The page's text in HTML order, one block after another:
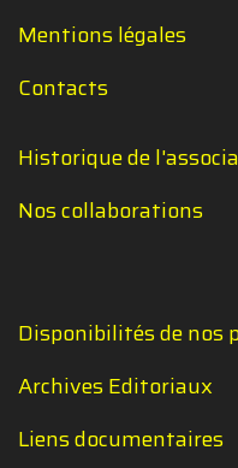
Mentions légales
Contacts
Historique de
Nos collaborations
Disponibilités de nos
Archives Editoriaux
Liens documentaires